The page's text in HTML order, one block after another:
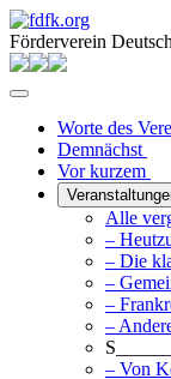
Förderverein
Worte des
Demnächst
Vor kurzem
Alle
–
– Die
–
–
–
– Von